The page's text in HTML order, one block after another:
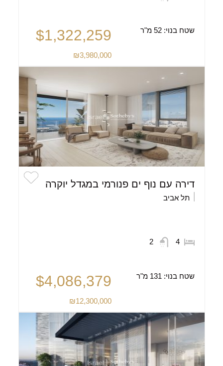
שטח בנוי:52 מ"ר $1,322,259
₪3,980,000
דירה עם נוף ים פנורמי במגדל יוקרה
תל אביב
4
2
שטח בנוי: 131 מ"ר $4,086,379
₪12,300,000